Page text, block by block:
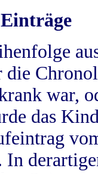
die
war,
das